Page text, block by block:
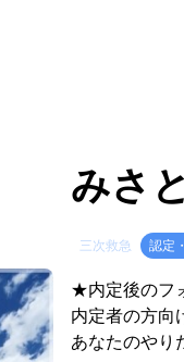
みさ
三次救急 認定
★内定後のフ
内定者の方向
あなたのやり